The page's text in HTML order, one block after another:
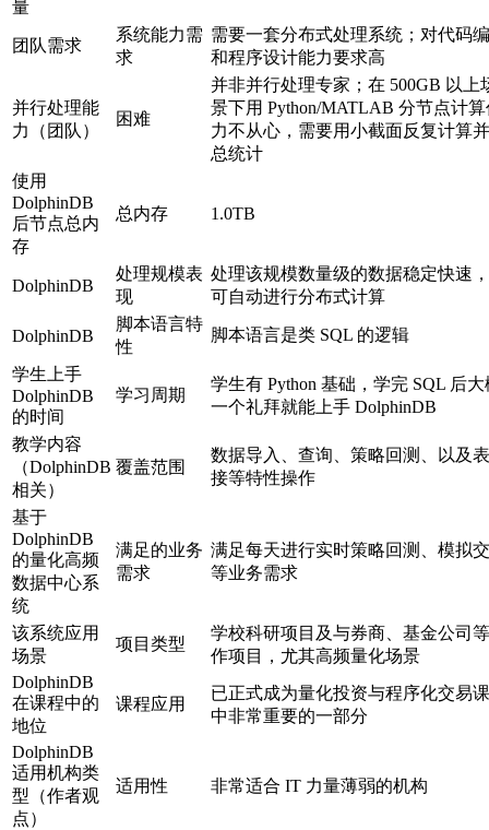
量
团队需求
系统能力需
求
需要一套分布式处理系统；对代码
和程序设计能力要求高
并行处理能
力（团队）
困难
并非并行处理专家；在 500GB 以上
景下用 Python/MATLAB 分节点计算
力不从心，需要用小截面反复计算
总统计
使用
DolphinDB
后节点总内
存
总内存 1.0TB
DolphinDB
处理规模表
现
处理该规模数量级的数据稳定快速
可自动进行分布式计算
DolphinDB
脚本语言特
性
脚本语言是类 SQL 的逻辑
学生上手
DolphinDB
的时间
学习周期
学生有 Python 基础，学完 SQL 后大
一个礼拜就能上手 DolphinDB
教学内容
（DolphinDB
相关）
覆盖范围
数据导入、查询、策略回测、以及
接等特性操作
基于
DolphinDB
的量化高频
数据中心系
统
满足的业务
需求
满足每天进行实时策略回测、模拟
等业务需求
该系统应用
场景
项目类型
学校科研项目及与券商、基金公司
作项目，尤其高频量化场景
DolphinDB
在课程中的
地位
课程应用
已正式成为量化投资与程序化交易
中非常重要的一部分
DolphinDB
适用机构类
型（作者观
点）
适用性 非常适合 IT 力量薄弱的机构